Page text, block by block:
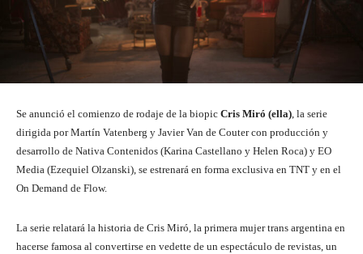
Se anunció el comienzo de rodaje de la biopic Cris Miró (ella), la serie
dirigida por Martín Vatenberg y Javier Van de Couter con producción y
desarrollo de Nativa Contenidos (Karina Castellano y Helen Roca) y EO
Media (Ezequiel Olzanski), se estrenará en forma exclusiva en TNT y en el
On Demand de Flow.
La serie relatará la historia de Cris Miró, la primera mujer trans argentina en
hacerse famosa al convertirse en vedette de un espectáculo de revistas, un